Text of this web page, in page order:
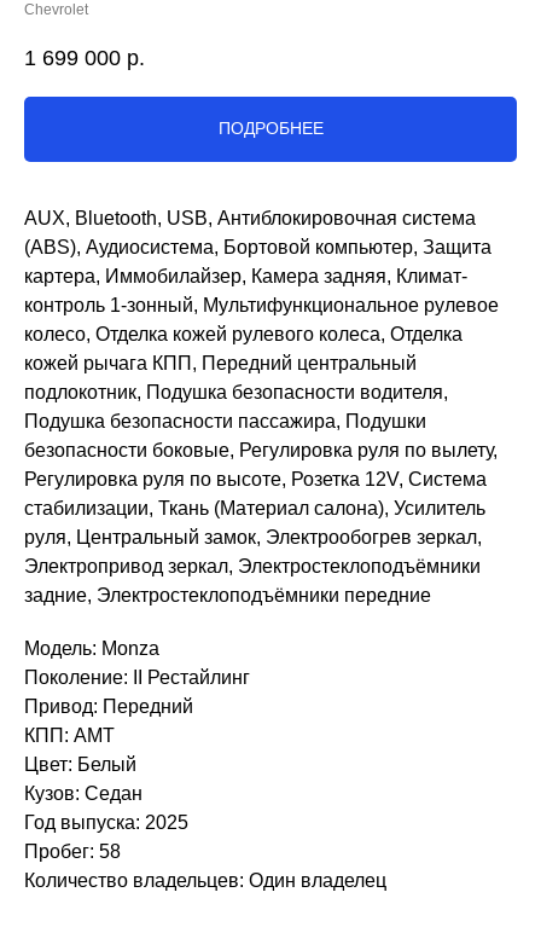
Chevrolet
1 699 000 р.
ПОДРОБНЕЕ
AUX, Bluetooth, USB, Антиблокировочная система
(ABS), Аудиосистема, Бортовой компьютер, Защита
картера, Иммобилайзер, Камера задняя, Климат-
контроль 1-зонный, Мультифункциональное рулевое
колесо, Отделка кожей рулевого колеса, Отделка
кожей рычага КПП, Передний центральный
подлокотник, Подушка безопасности водителя,
Подушка безопасности пассажира, Подушки
безопасности боковые, Регулировка руля по вылету,
Регулировка руля по высоте, Розетка 12V, Система
стабилизации, Ткань (Материал салона), Усилитель
руля, Центральный замок, Электрообогрев зеркал,
Электропривод зеркал, Электростеклоподъёмники
задние, Электростеклоподъёмники передние
Модель: Monza
Поколение: II Рестайлинг
Привод: Передний
КПП: AMT
Цвет: Белый
Кузов: Седан
Год выпуска: 2025
Пробег: 58
Количество владельцев: Один владелец